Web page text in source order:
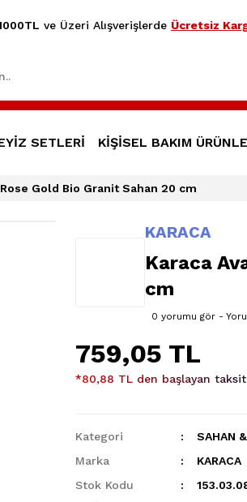
ve Üzeri Alışverişlerde Ücretsiz
SETLERİ KİŞİSEL BAKIM
Gold Bio Granit Sahan 20 cm
KARACA
Karaca
cm
0 yorumu gör -
759,05 TL
*80,88 TL den başlayan
Kategori
SAHAN
Marka
KARACA
Stok Kodu